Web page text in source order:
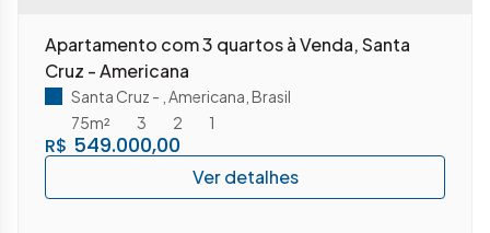
Apartamento com 3 quartos à Venda, Santa
Cruz - Americana
R$ 549.000,00
Santa Cruz Americana Brasil
3
2
75m² 1